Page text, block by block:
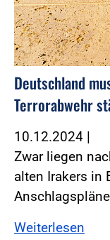
Deutschland
Terrorabwehr
10.12.2024 |
Zwar liegen
alten Irakers in
Weiterlesen